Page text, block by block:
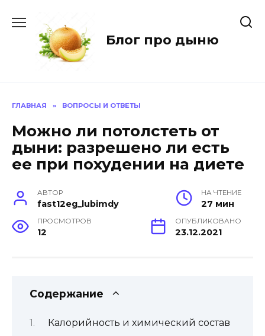
содержанию
Блог про дыню
ГЛАВНАЯ » ВОПРОСЫ И ОТВЕТЫ
Можно ли потолстеть от
дыни: разрешено ли есть
ее при похудении на диете
АВТОР
fast12eg_lubimdy
НА ЧТЕНИЕ
27 мин
ПРОСМОТРОВ
12
ОПУБЛИКОВАНО
23.12.2021
Содержание
Калорийность и химический состав